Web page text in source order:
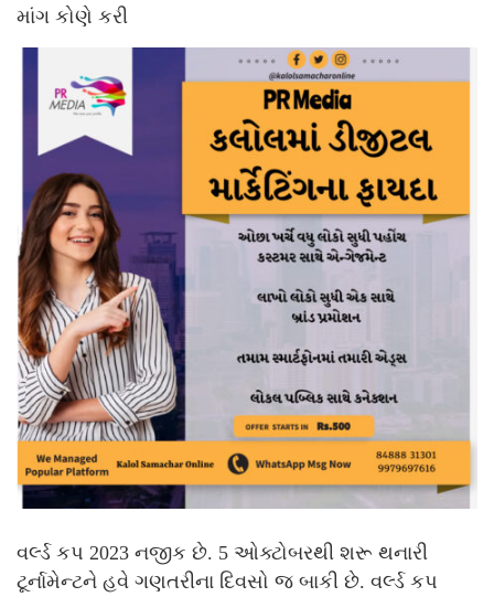
માંગ કોણે કરી
વર્લ્ડ કપ 2023 નજીક છે. 5 ઓક્ટોબરથી શરૂ થનારી
ટૂર્નામેન્ટને હવે ગણતરીના દિવસો જ બાકી છે. વર્લ્ડ કપ